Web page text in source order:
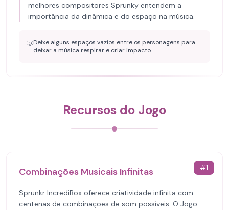
melhores compositores Sprunky entendem a
importância da dinâmica e do espaço na música.
💡Deixe alguns espaços vazios entre os personagens para
deixar a música respirar e criar impacto.
Recursos do Jogo
#1
Combinações Musicais Infinitas
Sprunkr IncrediBox oferece criatividade infinita com
centenas de combinações de som possíveis. O Jogo